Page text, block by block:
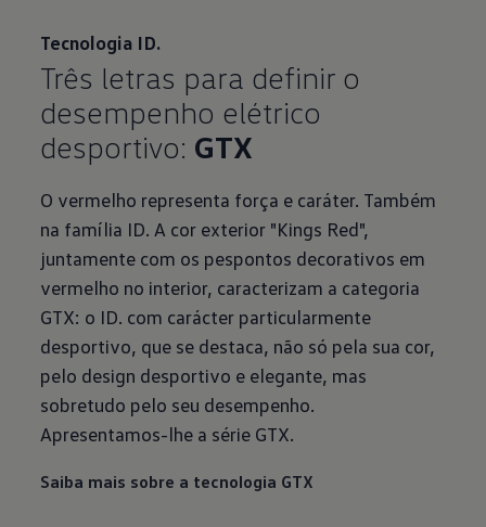
Tecnologia ID.
Três letras para definir o
desempenho elétrico
desportivo: GTX
O vermelho representa força e caráter. Também
na família ID. A cor exterior "Kings Red",
juntamente com os pespontos decorativos em
vermelho no interior, caracterizam a categoria
GTX: o ID. com carácter particularmente
desportivo, que se destaca, não só pela sua cor,
pelo design desportivo e elegante, mas
sobretudo pelo seu desempenho.
Apresentamos-lhe a série GTX.
Saiba mais sobre a tecnologia GTX